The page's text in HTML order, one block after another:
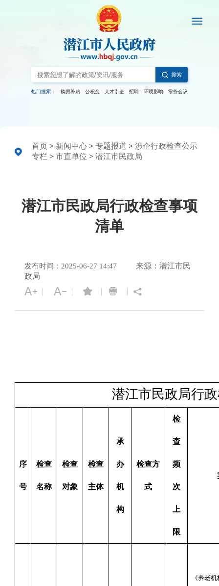
搜索
热门搜索： 购房补贴 公积金 人才引进 招聘 环境影响 常务会议
首页 > 新闻中心 > 专题报道 > 涉企行政检查公示
专栏 > 市直单位 > 潜江市民政局
潜江市民政局行政检查事项
清单
发布时间：2025-06-27 14:47
来源：潜江市民
政局
潜江市民政局行
序
号
检查
名称
检查
对象
检查
主体
承
办
机
构
检查方
式
检
查
频
次
上
限
《养老